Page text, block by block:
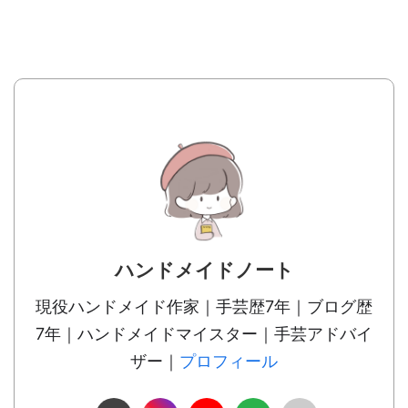
ハンドメイドノート
現役ハンドメイド作家｜手芸歴7年｜ブログ歴
7年｜ハンドメイドマイスター｜手芸アドバイ
ザー｜ プロフィール